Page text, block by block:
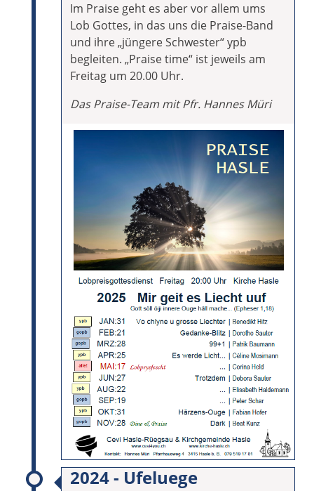
Im Praise geht es aber vor allem ums
Lob Gottes, in das uns die Praise-Band
und ihre „jüngere Schwester“ ypb
begleiten. „Praise time“ ist jeweils am
Freitag um 20.00 Uhr.
Das Praise-Team mit Pfr. Hannes Müri
2024 - Ufeluege